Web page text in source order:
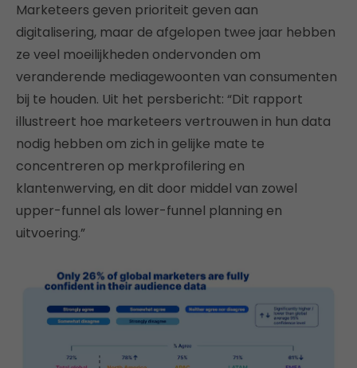
Marketeers geven prioriteit geven aan
digitalisering, maar de afgelopen twee jaar hebben
ze veel moeilijkheden ondervonden om
veranderende mediagewoonten van consumenten
bij te houden. Uit het persbericht: “Dit rapport
illustreert hoe marketeers vertrouwen in hun data
nodig hebben om zich in gelijke mate te
concentreren op merkprofilering en
klantenwerving, en dit door middel van zowel
upper-funnel als lower-funnel planning en
uitvoering.”